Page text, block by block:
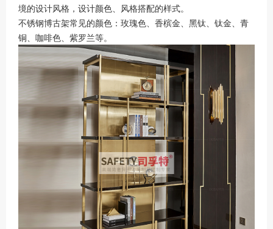
境的设计风格，设计颜色、风格搭配的样式。
不锈钢博古架常见的颜色：玫瑰色、香槟金、黑钛、钛金、青
铜、咖啡色、紫罗兰等。